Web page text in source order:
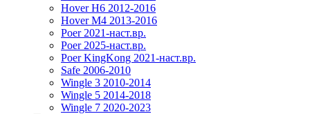
Hover H6 2012-2016
Hover M4 2013-2016
Poer 2021-наст.вр.
Poer 2025-наст.вр.
Poer KingKong 2021-наст.вр.
Safe 2006-2010
Wingle 3 2010-2014
Wingle 5 2014-2018
Wingle 7 2020-2023